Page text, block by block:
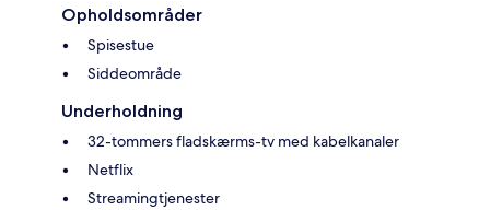
Opholdsområder
Spisestue
Siddeområde
Underholdning
32-tommers fladskærms-tv med kabelkanaler
Netflix
Streamingtjenester